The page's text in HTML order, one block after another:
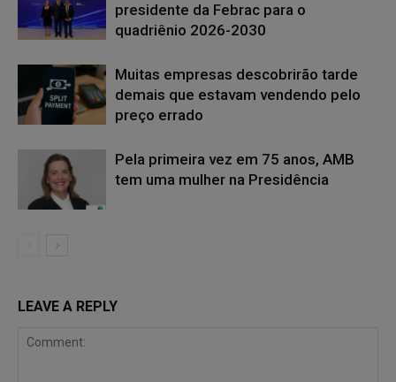
presidente da Febrac para o
quadriênio 2026-2030
Muitas empresas descobrirão tarde
demais que estavam vendendo pelo
preço errado
Pela primeira vez em 75 anos, AMB
tem uma mulher na Presidência
LEAVE A REPLY